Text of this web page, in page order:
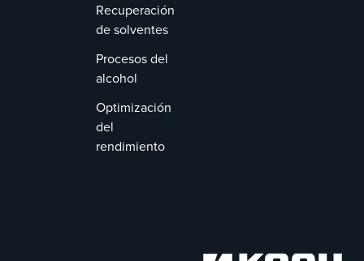
Recuperación
de solventes
Procesos del
alcohol
Optimización
del
rendimiento